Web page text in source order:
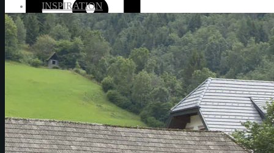
INSPIRATION
AKTUELLES
PROJEKTE
KONTAKT